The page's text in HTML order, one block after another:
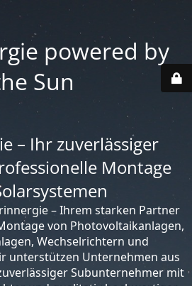
powered by
Sun
– Ihr zuverlässiger
Montage
– Ihrem starken Partner
von Photovoltaikanlagen,
Wechselrichtern und
unterstützen Unternehmen aus
Subunternehmer mit